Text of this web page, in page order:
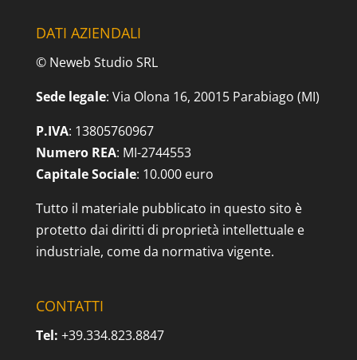
DATI AZIENDALI
© Neweb Studio SRL
Sede legale: Via Olona 16, 20015 Parabiago (MI)
P.IVA: 13805760967
Numero REA: MI-2744553
Capitale Sociale: 10.000 euro
Tutto il materiale pubblicato in questo sito è
protetto dai diritti di proprietà intellettuale e
industriale, come da normativa vigente.
CONTATTI
Tel: +39.334.823.8847